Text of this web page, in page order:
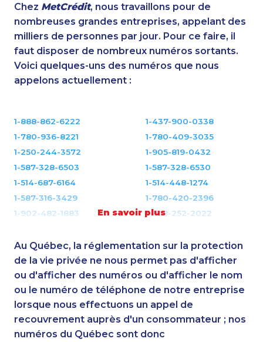
Chez MetCrédit, nous travaillons pour de
nombreuses grandes entreprises, appelant des
milliers de personnes par jour. Pour ce faire, il
faut disposer de nombreux numéros sortants.
Voici quelques-uns des numéros que nous
appelons actuellement :
En savoir plus
1-888-862-6222
1-437-900-0338
1-780-936-8221
1-780-409-3035
1-250-244-3572
1-905-819-0432
1-587-328-6503
1-587-328-6530
1-514-687-6164
1-514-448-1274
1-587-316-3429
1-780-420-2396
1-902-482-1883
1-888-252-2022
1-437-900-0347
1-289-846-5339
1-647-693-9169
1-866-878-9017
1-587-328-6591
1-647-715-9371
1-780-421-5466
1-780-421-5103
1-416-907-9634
1-647-499-8185
1-778-663-5034
1-604-684-0558
1-778-663-5035
1-877-423-2282
Au Québec, la réglementation sur la protection
de la vie privée ne nous permet pas d'afficher
ou d'afficher des numéros ou d'afficher le nom
ou le numéro de téléphone de notre entreprise
lorsque nous effectuons un appel de
recouvrement auprès d'un consommateur ; nos
numéros du Québec sont donc